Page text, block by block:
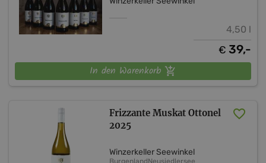
4,50 l
€ 39,-
In den Warenkorb
Frizzante Muskat Ottonel
2025
Winzerkeller Seewinkel
BurgenlandNeusiedlersee